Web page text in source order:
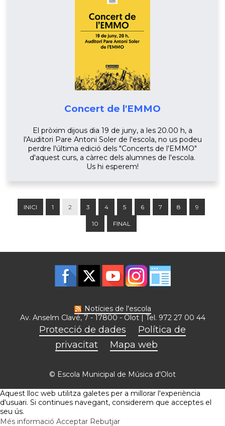
Concert de l'EMMO
El pròxim dijous dia 19 de juny, a les 20.00 h, a
l'Auditori Pare Antoni Soler de l'escola, no us podeu
perdre l'última edició dels "Concerts de l'EMMO"
d'aquest curs, a càrrec dels alumnes de l'escola.
Us hi esperem!
INICI 1 2 3 4 5 6 7 8 9
10 FINAL
Notícies de l'escola
Av. Anselm Clavé, 7 - 17800 - Olot | Tel. 972 27 00 44
Protecció de dades
Política de
privacitat
Mapa web
© Escola Municipal de Música d'Olot
Aquest lloc web utilitza galetes per a millorar l'experiència
d'usuari. Si continues navegant, considerem que acceptes el
seu ús.
Més informació Acceptar Rebutjar